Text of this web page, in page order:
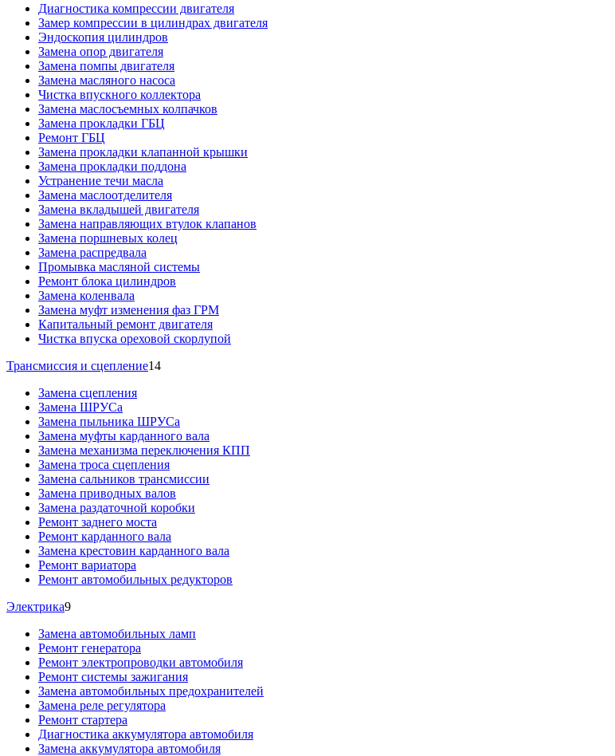
Диагностика компрессии двигателя
Замер компрессии в цилиндрах двигателя
Эндоскопия цилиндров
Замена опор двигателя
Замена помпы двигателя
Замена масляного насоса
Чистка впускного коллектора
Замена маслосъемных колпачков
Замена прокладки ГБЦ
Ремонт ГБЦ
Замена прокладки клапанной крышки
Замена прокладки поддона
Устранение течи масла
Замена маслоотделителя
Замена вкладышей двигателя
Замена направляющих втулок клапанов
Замена поршневых колец
Замена распредвала
Промывка масляной системы
Ремонт блока цилиндров
Замена коленвала
Замена муфт изменения фаз ГРМ
Капитальный ремонт двигателя
Чистка впуска ореховой скорлупой
Трансмиссия и сцепление14
Замена сцепления
Замена ШРУСа
Замена пыльника ШРУСа
Замена муфты карданного вала
Замена механизма переключения КПП
Замена троса сцепления
Замена сальников трансмиссии
Замена приводных валов
Замена раздаточной коробки
Ремонт заднего моста
Ремонт карданного вала
Замена крестовин карданного вала
Ремонт вариатора
Ремонт автомобильных редукторов
Электрика9
Замена автомобильных ламп
Ремонт генератора
Ремонт электропроводки автомобиля
Ремонт системы зажигания
Замена автомобильных предохранителей
Замена реле регулятора
Ремонт стартера
Диагностика аккумулятора автомобиля
Замена аккумулятора автомобиля